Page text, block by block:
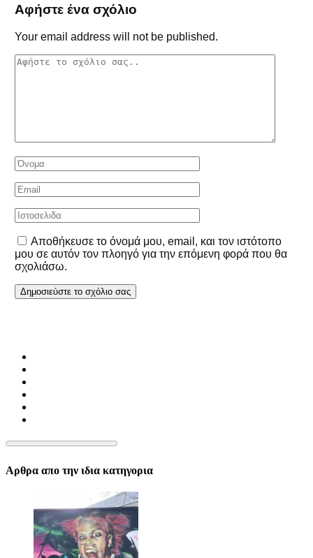
Αφήστε ένα σχόλιο
Your email address will not be published.
Αποθήκευσε το όνομά μου, email, και τον ιστότοπο
μου σε αυτόν τον πλοηγό για την επόμενη φορά που θα
σχολιάσω.
Αρθρα απο την ιδια κατηγορια